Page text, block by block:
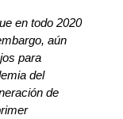
en todo 2020
aún
para
del
de